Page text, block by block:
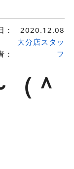
： 2020.12.08
：
大分店スタッ
フ
＾